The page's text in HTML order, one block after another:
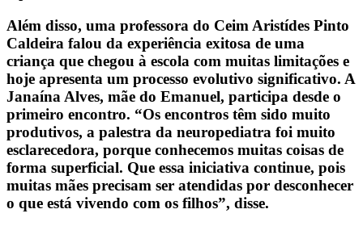
Além disso, uma professora do Ceim Aristídes Pinto
Caldeira falou da experiência exitosa de uma
criança que chegou à escola com muitas limitações e
hoje apresenta um processo evolutivo significativo. A
Janaína Alves, mãe do Emanuel, participa desde o
primeiro encontro. “Os encontros têm sido muito
produtivos, a palestra da neuropediatra foi muito
esclarecedora, porque conhecemos muitas coisas de
forma superficial. Que essa iniciativa continue, pois
muitas mães precisam ser atendidas por desconhecer
o que está vivendo com os filhos”, disse.